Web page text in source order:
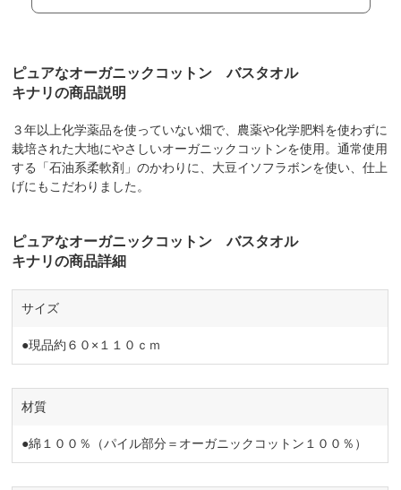
ピュアなオーガニックコットン バスタオル
キナリの商品説明
３年以上化学薬品を使っていない畑で、農薬や化学肥料を使わずに
栽培された大地にやさしいオーガニックコットンを使用。通常使用
する「石油系柔軟剤」のかわりに、大豆イソフラボンを使い、仕上
げにもこだわりました。
ピュアなオーガニックコットン バスタオル
キナリの商品詳細
サイズ
●現品約６０×１１０ｃｍ
材質
●綿１００％（パイル部分＝オーガニックコットン１００％）